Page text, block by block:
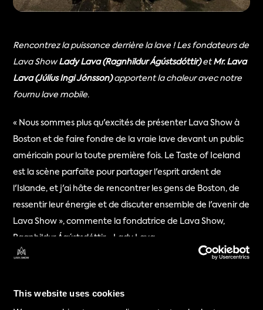
This website uses cookies
Rencontrez la puissance derrière la lave ! Les fondateurs de
Lava Show Lady Lava (Ragnhildur Ágústsdóttir) et Mr. Lava
Lava (Júlíus Ingi Jónsson) apportent la chaleur avec notre
fournu lave mobile.
« Nous sommes plus qu'excités de présenter Lava Show à
Boston et de faire fondre de la vraie lave devant un public
américain pour la toute première fois. Le Taste of Iceland
est la scène parfaite pour partager l'esprit ardent de
l'Islande, et j'ai hâte de rencontrer les gens de Boston, de
ressentir leur énergie et de discuter ensemble de l'avenir de
Lava Show », commente la fondatrice de Lava Show,
Ragnhildur Ágústsdóttir - Lady Lava.
cuisine, la musique et l'innovation